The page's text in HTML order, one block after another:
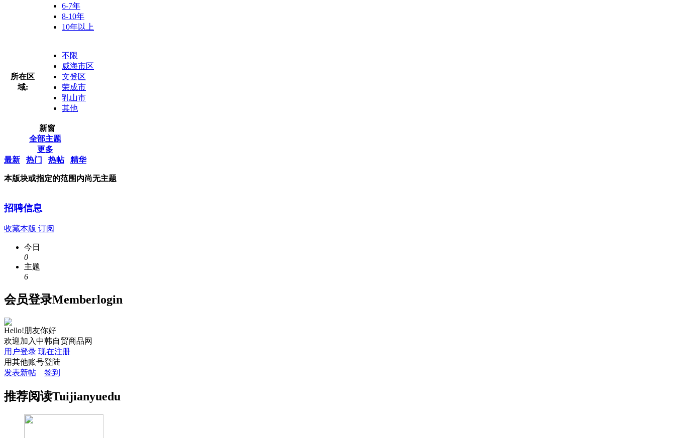
6-7年
8-10年
10年以上
所在区
域:
不限
威海市区
文登区
荣成市
乳山市
其他
新窗
全部主题
更多
最新
热门 热帖 精华
本版块或指定的范围内尚无主题
招聘信息
收藏本版 订阅
今日
0
主题
6
会员登录Memberlogin
Hello!朋友你好
欢迎加入中韩自贸商品网
用户登录 现在注册
用其他账号登陆
发表新帖
签到
推荐阅读Tuijianyuedu